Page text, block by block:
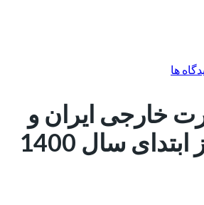
خارجی ایران و
سال 1400